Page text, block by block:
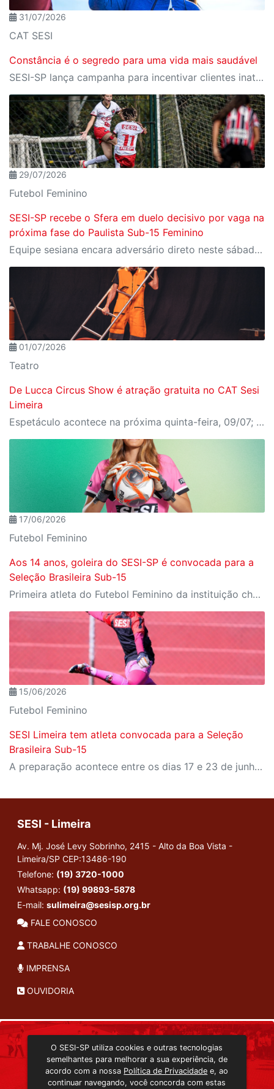
31/07/2026
CAT SESI
Constância é o segredo para uma vida mais saudável
SESI-SP lança campanha para incentivar clientes inativos a retomarem a prática de atividades físicas, esporte e lazer com benefícios exclusivos
29/07/2026
Futebol Feminino
SESI-SP recebe o Sfera em duelo decisivo por vaga na
próxima fase do Paulista Sub-15 Feminino
Equipe sesiana encara adversário direto neste sábado (1º), em Rio Claro, pela penúltima rodada da fase de grupos
01/07/2026
Teatro
De Lucca Circus Show é atração gratuita no CAT Sesi
Limeira
Espetáculo acontece na próxima quinta-feira, 09/07; ingressos já estão disponíveis
17/06/2026
Futebol Feminino
Aos 14 anos, goleira do SESI-SP é convocada para a
Seleção Brasileira Sub-15
Primeira atleta do Futebol Feminino da instituição chamada para a equipe nacional de base, Cat alcança um marco inédito para a modalidade
15/06/2026
Futebol Feminino
SESI Limeira tem atleta convocada para a Seleção
Brasileira Sub-15
A preparação acontece entre os dias 17 e 23 de junho de 2026
SESI - Limeira
Av. Mj. José Levy Sobrinho, 2415 - Alto da Boa Vista -
Limeira/SP CEP:13486-190
Telefone: (19) 3720-1000
Whatsapp: (19) 99893-5878
E-mail: sulimeira@sesisp.org.br
FALE CONOSCO
TRABALHE CONOSCO
IMPRENSA
OUVIDORIA
TRANSMISSÃO ON-LINE
EDITORA SESI-SP
CONSULTA AO ACERVO
O SESI-SP utiliza cookies e outras tecnologias
semelhantes para melhorar a sua experiência, de
acordo com a nossa Política de Privacidade e, ao
continuar navegando, você concorda com estas